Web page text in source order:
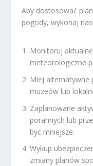
Aby dostosować
pogody, wykonaj
Monitoruj
meteorologiczne
Miej alternatywne
muzeów lub
Zaplanowane
porannych lub
być mniejsze.
Wykup
zmiany planów